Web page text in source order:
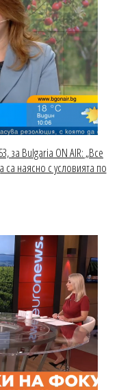
за Bulgaria ON AIR: „Все
наясно с условията по